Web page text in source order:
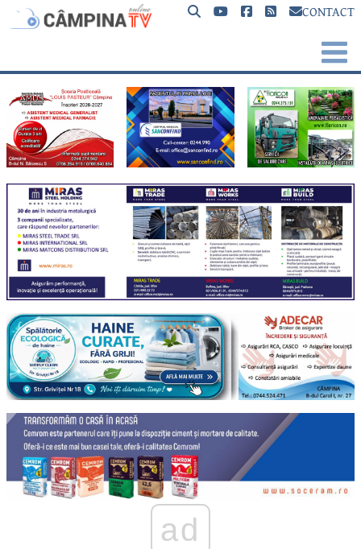
CONTACT
ad